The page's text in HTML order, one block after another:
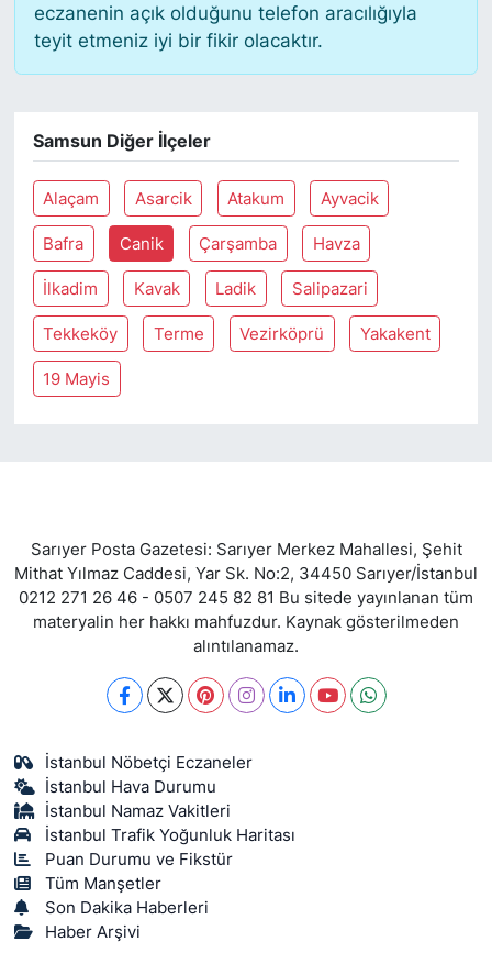
eczanenin açık olduğunu telefon aracılığıyla
teyit etmeniz iyi bir fikir olacaktır.
Samsun Diğer İlçeler
Alaçam Asarcik Atakum Ayvacik
Bafra Canik Çarşamba Havza
İlkadim Kavak Ladik Salipazari
Tekkeköy Terme Vezirköprü Yakakent
19 Mayis
Sarıyer Posta Gazetesi: Sarıyer Merkez Mahallesi, Şehit
Mithat Yılmaz Caddesi, Yar Sk. No:2, 34450 Sarıyer/İstanbul
0212 271 26 46 - 0507 245 82 81 Bu sitede yayınlanan tüm
materyalin her hakkı mahfuzdur. Kaynak gösterilmeden
alıntılanamaz.
İstanbul Nöbetçi Eczaneler
İstanbul Hava Durumu
İstanbul Namaz Vakitleri
İstanbul Trafik Yoğunluk Haritası
Puan Durumu ve Fikstür
Tüm Manşetler
Son Dakika Haberleri
Haber Arşivi
SİYASET
SPOR
TEKNOLOJİ
TÜRKİYE VE DÜNYA GÜNDEMİ
VİDEO GALERİ
YAŞAM